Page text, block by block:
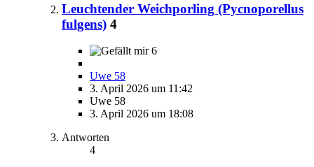
Leuchtender Weichporling (Pycnoporellus
fulgens) 4
6
Uwe 58
3. April 2026 um 11:42
Uwe 58
3. April 2026 um 18:08
Antworten
4